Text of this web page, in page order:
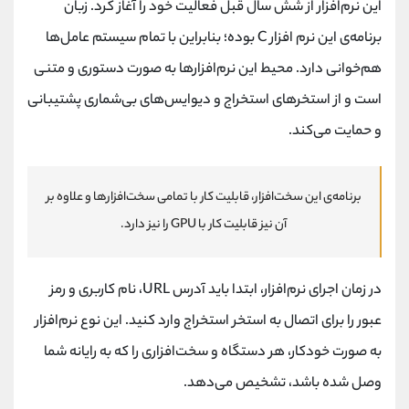
این نرم‌افزار از شش سال قبل فعالیت خود را آغاز کرد. زبان
برنامه‌ی این نرم افزار C بوده؛ بنابراین با تمام سیستم عامل‌ها
هم‌خوانی دارد. محیط این نرم‌افزارها به صورت دستوری و متنی
است و از استخرهای استخراج و دیوایس‌های بی‌شماری پشتیبانی
و حمایت می‌کند.
برنامه‌ی این سخت‌افزار، قابلیت کار با تمامی سخت‌افزارها و علاوه بر
آن نیز قابلیت کار با GPU را نیز دارد.
در زمان اجرای نرم‌افزار، ابتدا باید آدرس URL، نام کاربری و رمز
عبور را برای اتصال به استخر استخراج وارد کنید. این نوع نرم‌افزار
به صورت خودکار، هر دستگاه و سخت‌افزاری را که به رایانه شما
وصل شده باشد، تشخیص می‌دهد.